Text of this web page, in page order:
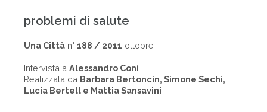
problemi di salute
Una Città n° 188 / 2011 ottobre
Intervista a Alessandro Coni
Realizzata da Barbara Bertoncin, Simone Sechi,
Lucia Bertell e Mattia Sansavini